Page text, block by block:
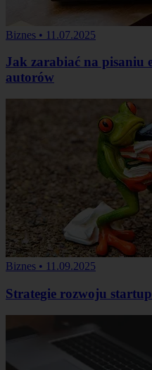
Biznes • 11.07.2025
Jak zarabiać na pisaniu
autorów
Biznes • 11.09.2025
Strategie rozwoju